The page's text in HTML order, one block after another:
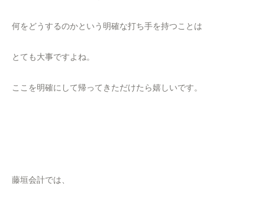
何をどうするのかという明確な打ち手を持つことは
とても大事ですよね。
ここを明確にして帰ってきただけたら嬉しいです。
藤垣会計では、